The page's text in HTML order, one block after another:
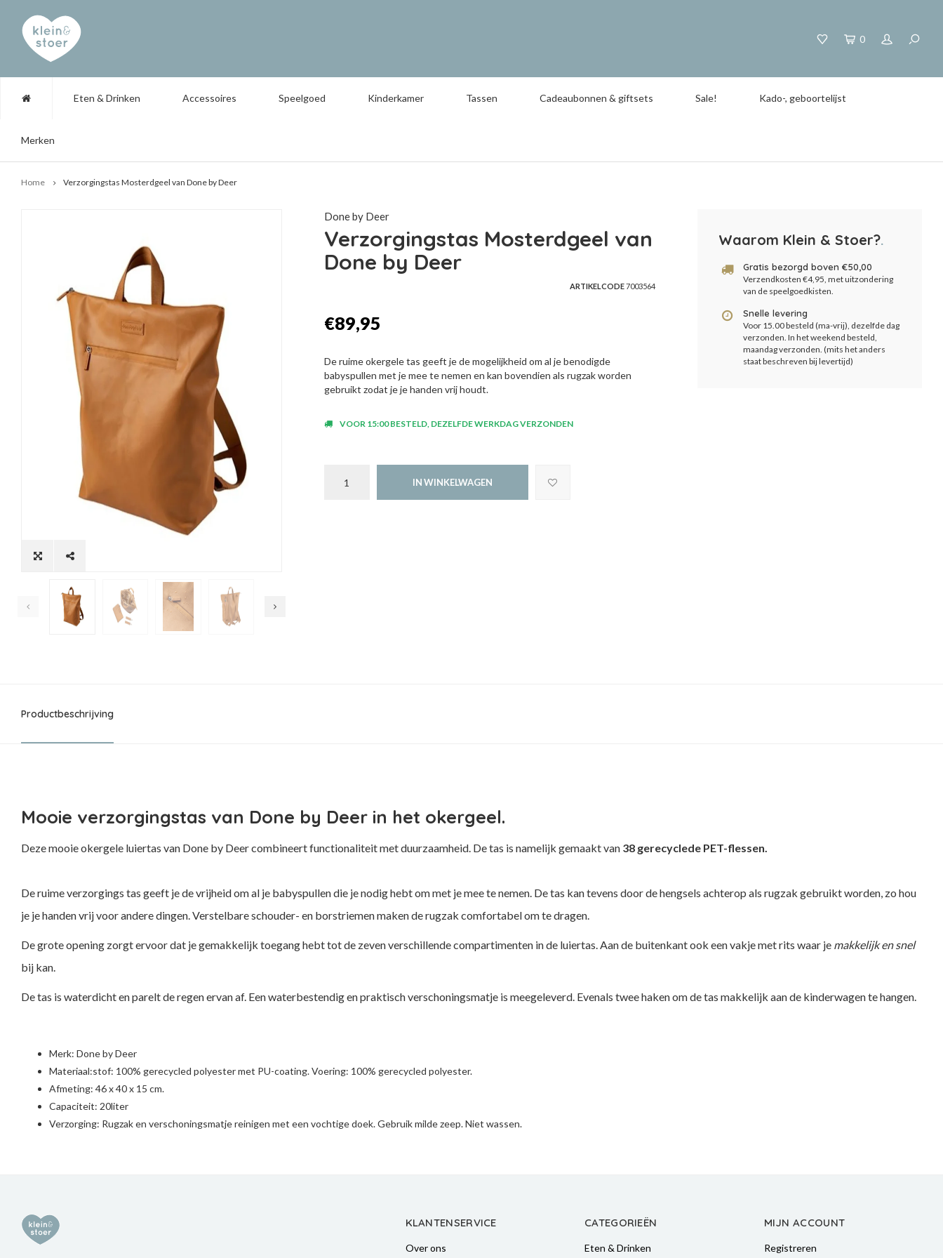
0
Eten & Drinken Accessoires Speelgoed Kinderkamer Tassen Cadeaubonnen & giftsets Sale! Kado-, geboortelijst
Merken
Home Verzorgingstas Mosterdgeel van Done by Deer
Done by Deer
Verzorgingstas Mosterdgeel van
Done by Deer
ARTIKELCODE7003564
€89,95
De ruime okergele tas geeft je de mogelijkheid om al je benodigde
babyspullen met je mee te nemen en kan bovendien als rugzak worden
gebruikt zodat je je handen vrij houdt.
VOOR 15:00 BESTELD, DEZELFDE WERKDAG VERZONDEN
IN WINKELWAGEN
Waarom Klein & Stoer?.
Gratis bezorgd boven €50,00
Verzendkosten €4,95, met uitzondering
van de speelgoedkisten.
Snelle levering
Voor 15.00 besteld (ma-vrij), dezelfde dag
verzonden. In het weekend besteld,
maandag verzonden. (mits het anders
staat beschreven bij levertijd)
Productbeschrijving
Mooie verzorgingstas van Done by Deer in het okergeel.
Deze mooie okergele luiertas van Done by Deer combineert functionaliteit met duurzaamheid. De tas is namelijk gemaakt van 38 gerecyclede PET-flessen.
De ruime verzorgings tas geeft je de vrijheid om al je babyspullen die je nodig hebt om met je mee te nemen. De tas kan tevens door de hengsels achterop als rugzak gebruikt worden, zo hou
je je handen vrij voor andere dingen. Verstelbare schouder- en borstriemen maken de rugzak comfortabel om te dragen.
De grote opening zorgt ervoor dat je gemakkelijk toegang hebt tot de zeven verschillende compartimenten in de luiertas. Aan de buitenkant ook een vakje met rits waar je makkelijk en snel
bij kan.
De tas is waterdicht en parelt de regen ervan af. Een waterbestendig en praktisch verschoningsmatje is meegeleverd. Evenals twee haken om de tas makkelijk aan de kinderwagen te hangen.
Merk: Done by Deer
Materiaal:stof: 100% gerecycled polyester met PU-coating. Voering: 100% gerecycled polyester.
Afmeting: 46 x 40 x 15 cm.
Capaciteit: 20liter
Verzorging: Rugzak en verschoningsmatje reinigen met een vochtige doek. Gebruik milde zeep. Niet wassen.
KLANTENSERVICE
Over ons
CATEGORIEËN
Eten & Drinken
MIJN ACCOUNT
Registreren